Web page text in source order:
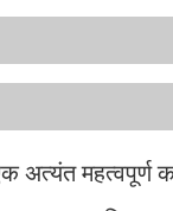
महत्वपूर्ण